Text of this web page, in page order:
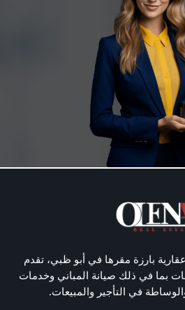
عقارية بارزة مقرها في أبو ظبي، تقدم
بما في ذلك صيانة المباني وخدمات
في التأجير والمبيعات.